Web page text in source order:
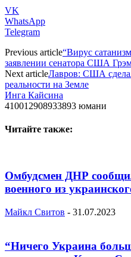
VK
WhatsApp
Telegram
Previous article“Вирус
заявлении сенатора США
Next articleЛавров: США
реальности на Земле
Инга Кайсина
410012908933893 юмани
Читайте также:
Омбудсмен ДНР
военного из
Майкл Свитов - 31.07.2023
“Ничего Украина